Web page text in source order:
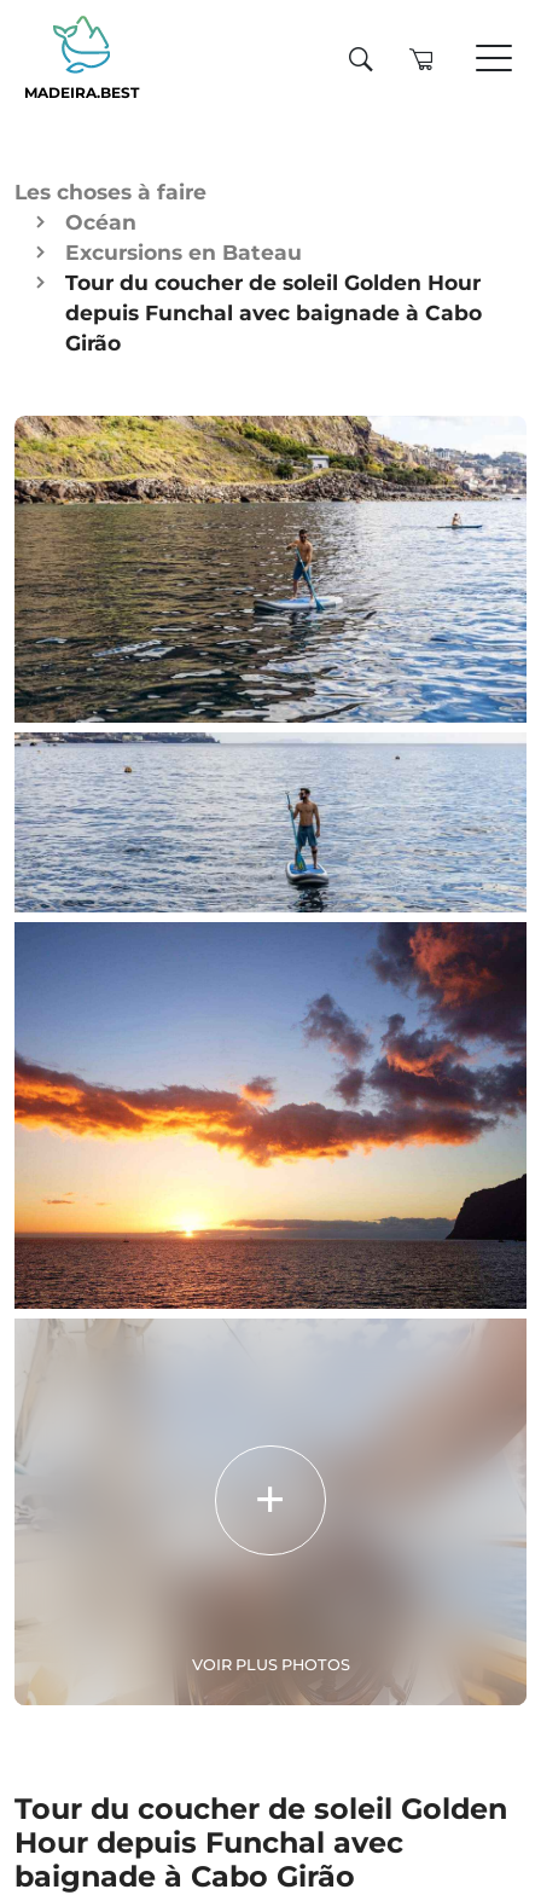
MADEIRA.BEST
Les choses à faire
Océan
Excursions en Bateau
Tour du coucher de soleil Golden Hour
depuis Funchal avec baignade à Cabo
Girão
VOIR PLUS PHOTOS
Tour du coucher de soleil Golden
Hour depuis Funchal avec
baignade à Cabo Girão